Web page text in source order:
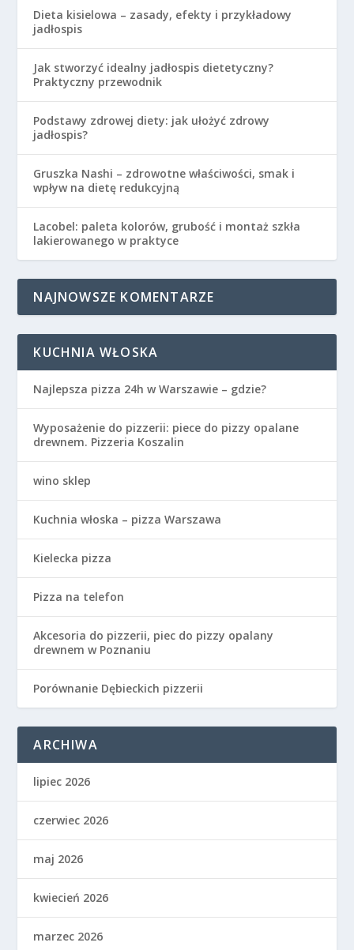
Dieta kisielowa – zasady, efekty i przykładowy
jadłospis
Jak stworzyć idealny jadłospis dietetyczny?
Praktyczny przewodnik
Podstawy zdrowej diety: jak ułożyć zdrowy
jadłospis?
Gruszka Nashi – zdrowotne właściwości, smak i
wpływ na dietę redukcyjną
Lacobel: paleta kolorów, grubość i montaż szkła
lakierowanego w praktyce
NAJNOWSZE KOMENTARZE
KUCHNIA WŁOSKA
Najlepsza pizza 24h w Warszawie – gdzie?
Wyposażenie do pizzerii: piece do pizzy opalane
drewnem. Pizzeria Koszalin
wino sklep
Kuchnia włoska – pizza Warszawa
Kielecka pizza
Pizza na telefon
Akcesoria do pizzerii, piec do pizzy opalany
drewnem w Poznaniu
Porównanie Dębieckich pizzerii
ARCHIWA
lipiec 2026
czerwiec 2026
maj 2026
kwiecień 2026
marzec 2026